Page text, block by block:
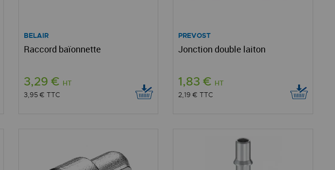
BELAIR
Raccord baïonnette
3,29 € HT
3,95 € TTC
PREVOST
Jonction double laiton
1,83 € HT
2,19 €TTC